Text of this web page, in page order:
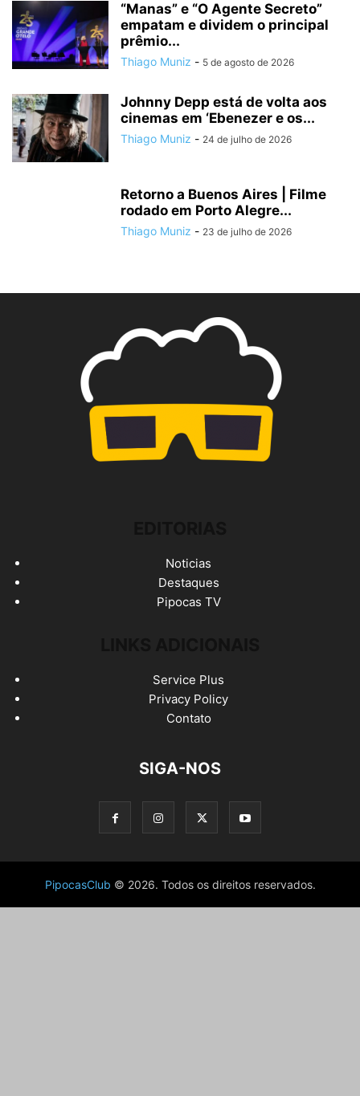
“Manas” e “O Agente Secreto”
empatam e dividem o principal
prêmio...
Thiago Muniz - 5 de agosto de 2026
Johnny Depp está de volta aos
cinemas em ‘Ebenezer e os...
Thiago Muniz - 24 de julho de 2026
Retorno a Buenos Aires | Filme
rodado em Porto Alegre...
Thiago Muniz - 23 de julho de 2026
Noticias
Destaques
Pipocas TV
Service Plus
Privacy Policy
Contato
SIGA-NOS
PipocasClub © 2026. Todos os direitos reservados.